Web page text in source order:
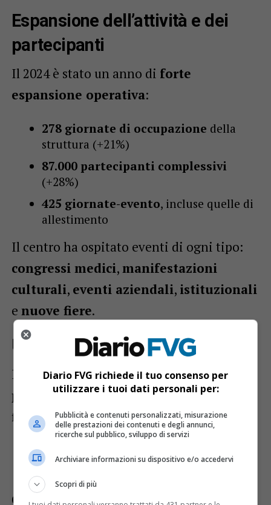
Espansione dell’attività e dei
partecipanti
Il 2024 è stato un anno di forte
espansione operativa:
278 giornate di occupazione della
struttura (+21%)
87.000 partecipanti complessivi
(+28%)
425 giornate-evento, incluse quelle di
allestimento
Il centro ha ospitato eventi di ogni tipo:
congressi medici,manifestazioni
culturali, eventi aziendali, istituzionali
e nuove fiere.
Un 2025 ricco di eventi e novità
Il
calendario 2025 si preannuncia tra i
più intensi mai registrati. Tra lenovità
figurano:
Birra Expo
Confermati eventi di punta comeTattoo
Diario FVG richiede il tuo consenso per
utilizzare i tuoi dati personali per:
Pubblicità e contenuti personalizzati, misurazione
delle prestazioni dei contenuti e degli annunci,
ricerche sul pubblico, sviluppo di servizi
Archiviare informazioni su dispositivo e/o accedervi
Scopri di più